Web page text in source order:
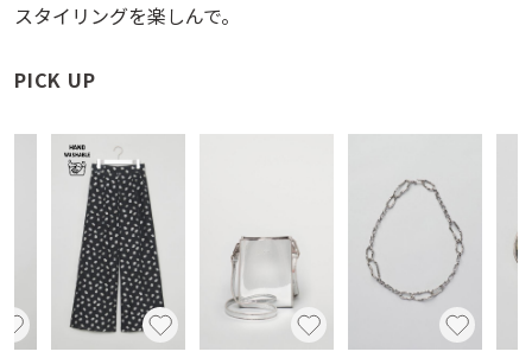
スタイリングを楽しんで。
PICK UP